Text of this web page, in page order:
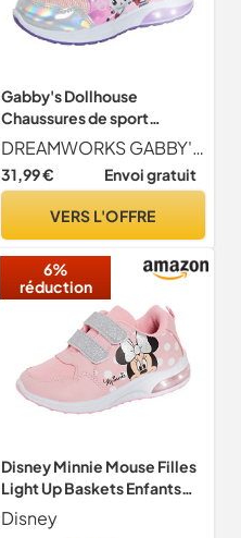
Gabby's Dollhouse
Chaussures de sport
lumineuses pour filles,
faciles à attacher, avec
lumières LED clignotantes,
DREAMWORKS GABBY'S DOLLHOUSE
31,99 € Envoi gratuit
VERS L'OFFRE
6%
réduction
Disney Minnie Mouse Filles
Light Up Baskets Enfants
Touch Fasten Clignotant
LED Chaussures de Sport
Disney